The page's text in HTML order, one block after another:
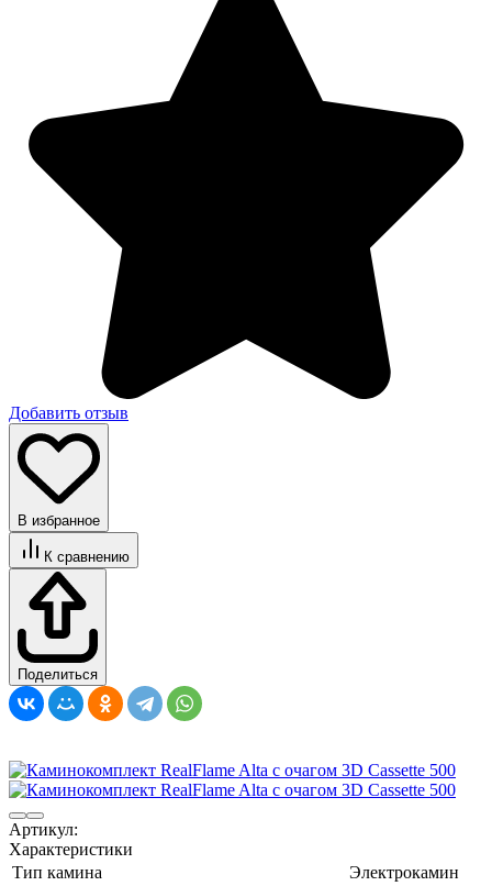
Добавить отзыв
В избранное
К сравнению
Поделиться
Артикул:
Характеристики
Тип камина
Электрокамин